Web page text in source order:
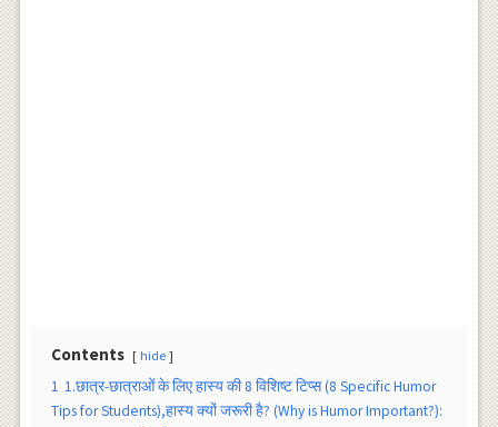
Contents hide
1 1.छात्र-छात्राओं के लिए हास्य की 8 विशिष्ट टिप्स (8 Specific Humor
Tips for Students),हास्य क्यों जरूरी है? (Why is Humor Important?):